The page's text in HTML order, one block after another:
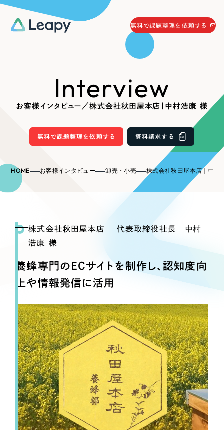
選ばれる理由
サービス
Service
サービス紹介
一過性の広告に頼らず、「仕組み」と「ノウハウ」
を残す資産型DX支援をご提供します
お役立ち情報
無料で課題整理を依頼する
058-215-0066
24時間受付
資料請求する
Webサイト制作
コーポレートサイト制作
採用サイト制作
ECサイト制作
ブランディング支援
制作実績
すべて
コーポレート・企業サイト
ブランドサイト・サービスサイト （85件）
求人・採用サイト （61件）
ECサイト（オンラインショップ） （43件）
Company
お客様インタビュー／株式会社秋田屋本店｜中村浩康 様
Interview
無料で課題整理を依頼する 資料請求する
HOME お客様インタビュー 卸売・小売 株式会社秋田屋本店｜中村
株式会社秋田屋本店 代表取締役社長 中村
浩康 様
養蜂専門のECサイトを制作し、認知度向
上や情報発信に活用